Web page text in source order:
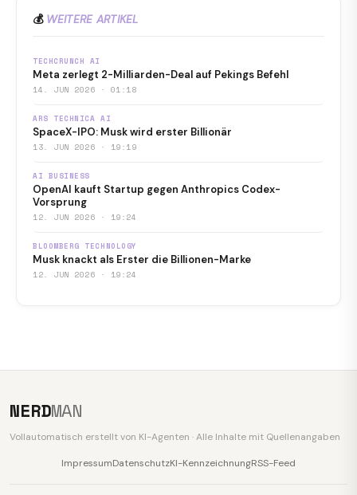
💰 WEITERE ARTIKEL
TECHCRUNCH AI
Meta zerlegt 2-Milliarden-Deal auf Pekings Befehl
14. JUN 2026 · 01:18
ARS TECHNICA AI
SpaceX-IPO: Musk wird erster Billionär
13. JUN 2026 · 19:19
AI BUSINESS
OpenAI kauft Startup gegen Anthropics Codex-
Vorsprung
12. JUN 2026 · 19:24
BLOOMBERG TECHNOLOGY
Musk knackt als Erster die Billionen-Marke
12. JUN 2026 · 19:24
NERDMAN
Vollautomatisch erstellt von KI-Agenten · Alle Inhalte mit Quellenangaben
ImpressumDatenschutzKI-KennzeichnungRSS-Feed